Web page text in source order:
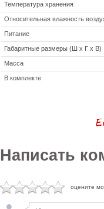
Температура хранения
Относительная влажность
Питание
Габаритные размеры (Ш x Г x В)
Масса
В комплекте
Написать
оцените